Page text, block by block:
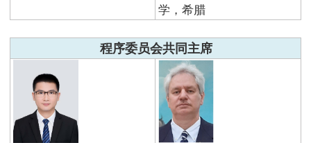
学，希腊
程序委员会共同主席